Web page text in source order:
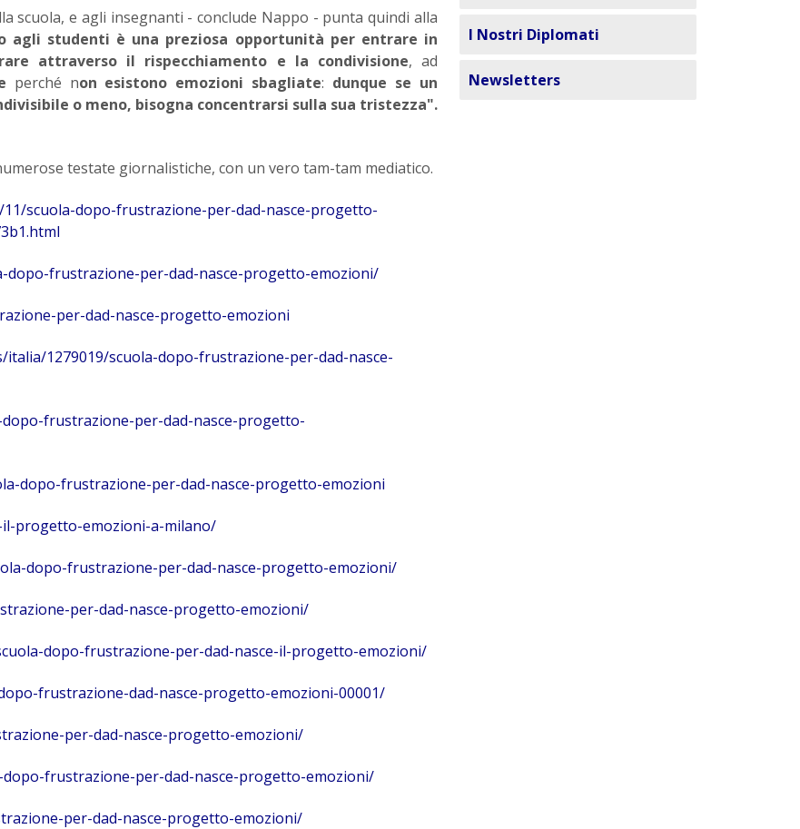
scuola, e agli insegnanti - conclude Nappo - punta quindi alla
agli studenti è una preziosa opportunità per entrare in
attraverso il rispecchiamento e la condivisione, ad
perché non esistono emozioni sbagliate: dunque se un
o meno, bisogna concentrarsi sulla sua tristezza".
testate giornalistiche, con un vero tam-tam mediatico.
scuola-dopo-frustrazione-per-dad-nasce-progetto-
dopo-frustrazione-per-dad-nasce-progetto-emozioni/
per-dad-nasce-progetto-emozioni
1279019/scuola-dopo-frustrazione-per-dad-nasce-
frustrazione-per-dad-nasce-progetto-
dopo-frustrazione-per-dad-nasce-progetto-emozioni
progetto-emozioni-a-milano/
dopo-frustrazione-per-dad-nasce-progetto-emozioni/
per-dad-nasce-progetto-emozioni/
dopo-frustrazione-per-dad-nasce-il-progetto-emozioni/
frustrazione-dad-nasce-progetto-emozioni-00001/
per-dad-nasce-progetto-emozioni/
dopo-frustrazione-per-dad-nasce-progetto-emozioni/
per-dad-nasce-progetto-emozioni/
I Nostri Diplomati
Newsletters